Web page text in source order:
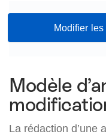
Modifier
Modèle
La rédaction d’une